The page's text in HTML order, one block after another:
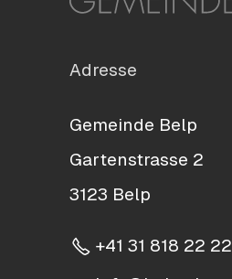
Adresse
Gemeinde Belp
Gartenstrasse 2
3123 Belp
+41 31 818 22 22